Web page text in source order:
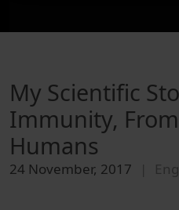
My Scientific
Immunity,
Humans
24 November, 2017